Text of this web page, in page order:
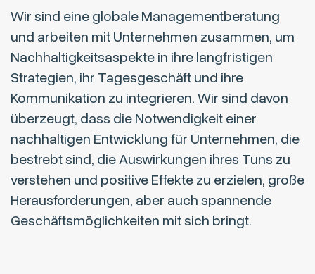
Wir sind eine globale Managementberatung
und arbeiten mit Unternehmen zusammen, um
Nachhaltigkeitsaspekte in ihre langfristigen
Strategien, ihr Tagesgeschäft und ihre
Kommunikation zu integrieren. Wir sind davon
überzeugt, dass die Notwendigkeit einer
nachhaltigen Entwicklung für Unternehmen, die
bestrebt sind, die Auswirkungen ihres Tuns zu
verstehen und positive Effekte zu erzielen, große
Herausforderungen, aber auch spannende
Geschäftsmöglichkeiten mit sich bringt.